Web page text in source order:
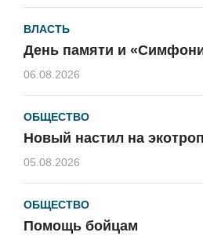
ВЛАСТЬ
День памяти и
06.08.2026
ОБЩЕСТВО
Новый настил на
05.08.2026
ОБЩЕСТВО
Помощь бойцам